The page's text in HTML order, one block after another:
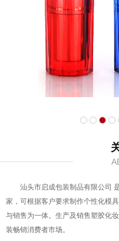
汕头市启成包装制品有限公司
家，可根据客户要求制作个性化模
与销售为一体。生产及销售塑胶化
装畅销消费者市场。